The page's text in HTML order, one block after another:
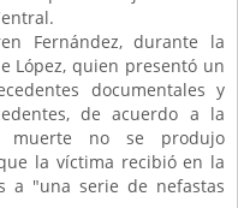
Fernández, durante la
López, quien presentó un
documentales y
de acuerdo a la
muerte no se produjo
la víctima recibió en la
a "una serie de nefastas